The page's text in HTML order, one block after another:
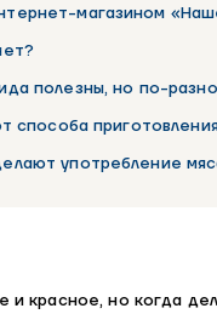
магазином
полезны, но по-
способа
употребление
красное, но когда